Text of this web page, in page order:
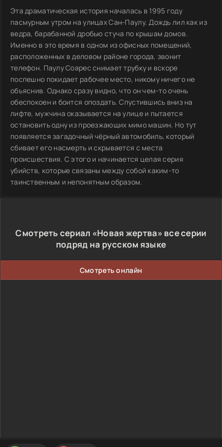
Эта драматическая история началась в 1995 году
пасмурным утром на улицах Сан-Паулу. Дождь лил как из
ведра, барабанной дробью стуча по крышам домов.
Именно в это время в одном из офисных помещений,
расположенных в деловом районе города, звонит
телефон. Паулу Соарес снимает трубку и вскоре
поспешно покидает рабочее место, никому ничего не
объяснив. Однако сразу видно, что он чем-то очень
обеспокоен и боится опоздать. Спустившись вниз на
лифте, мужчина оказывается на улице и пытается
остановить одну из проезжающих мимо машин. Но тут
появляется загадочный чёрный автомобиль, который
сбивает его насмерть и скрывается с места
происшествия. С этого и начинается целая серия
убийств, которые связаны между собой каким-то
таинственным и непонятным образом.
Смотреть сериал «Новая жертва» все серии
подряд на русском языке
Смотреть онлайн